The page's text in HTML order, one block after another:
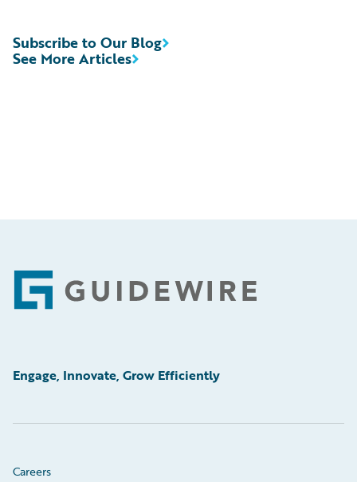
See More Articles
Subscribe to Our Blog
Footer
Engage, Innovate, Grow Efficiently
Careers